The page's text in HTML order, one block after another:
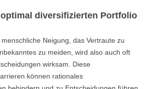
optimal diversifizierten Portfolio
Neigung, das Vertraute zu
zu meiden, wird also auch oft
wirksam. Diese
können rationales